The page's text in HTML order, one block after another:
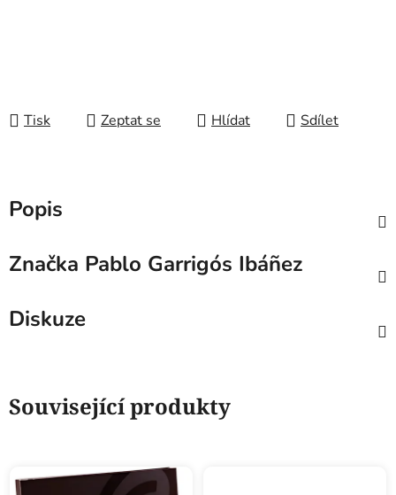
Tisk Zeptat se Hlídat Sdílet
Popis
Značka Pablo Garrigós Ibáñez
Diskuze
Související produkty